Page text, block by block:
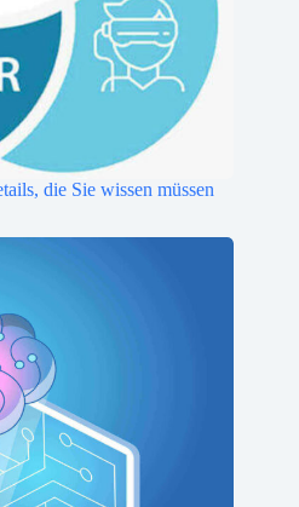
die Sie wissen müssen